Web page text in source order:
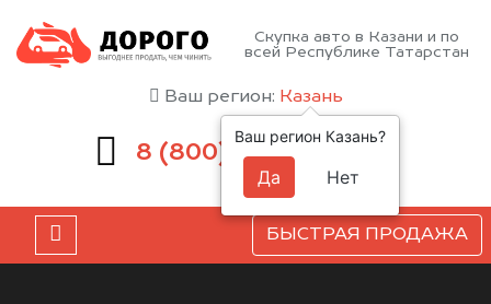
Скупка авто в Казани и по
всей Республике Татарстан
Ваш регион: Казань
8 (800) 551-81-15
БЫСТРАЯ ПРОДАЖА
Ваш регион Казань?
Да Нет